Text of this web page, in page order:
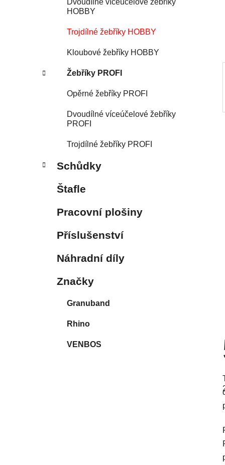
e
HOBBY
Trojdílné žebříky HOBBY
Kloubové žebříky HOBBY
Žebříky PROFI
Opěrné žebříky PROFI
Dvoudílné víceúčelové žebříky
PROFI
Trojdílné žebříky PROFI
Schůdky
Štafle
Pracovní plošiny
Příslušenství
Náhradní díly
Značky
Granuband
Rhino
VENBOS